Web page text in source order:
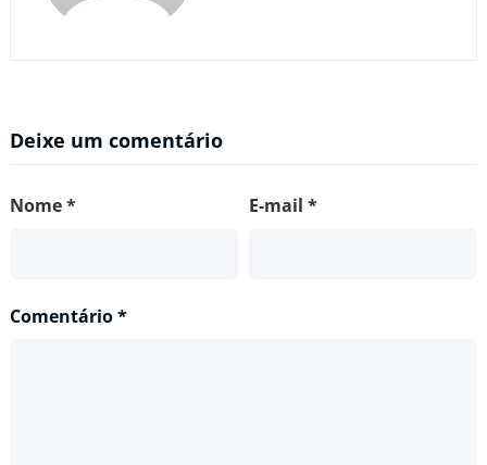
Deixe um comentário
Nome* E-mail *
Comentário*